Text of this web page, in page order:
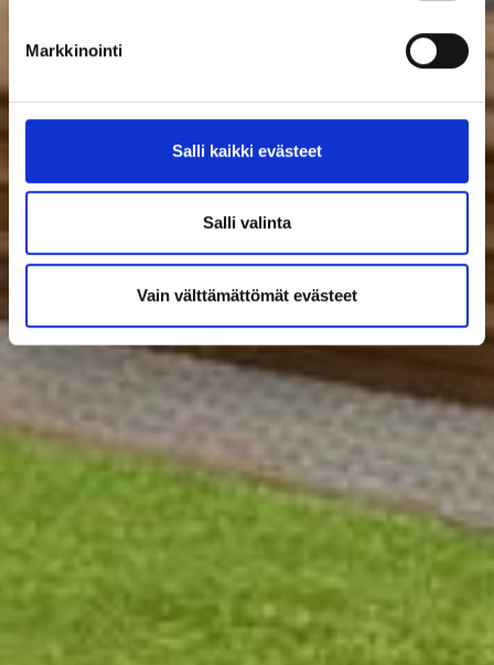
Markkinointi
Salli kaikki evästeet
Salli valinta
Vain välttämättömät evästeet